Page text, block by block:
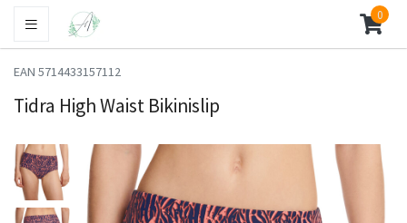
0
EAN 5714433157112
Tidra High Waist Bikinislip